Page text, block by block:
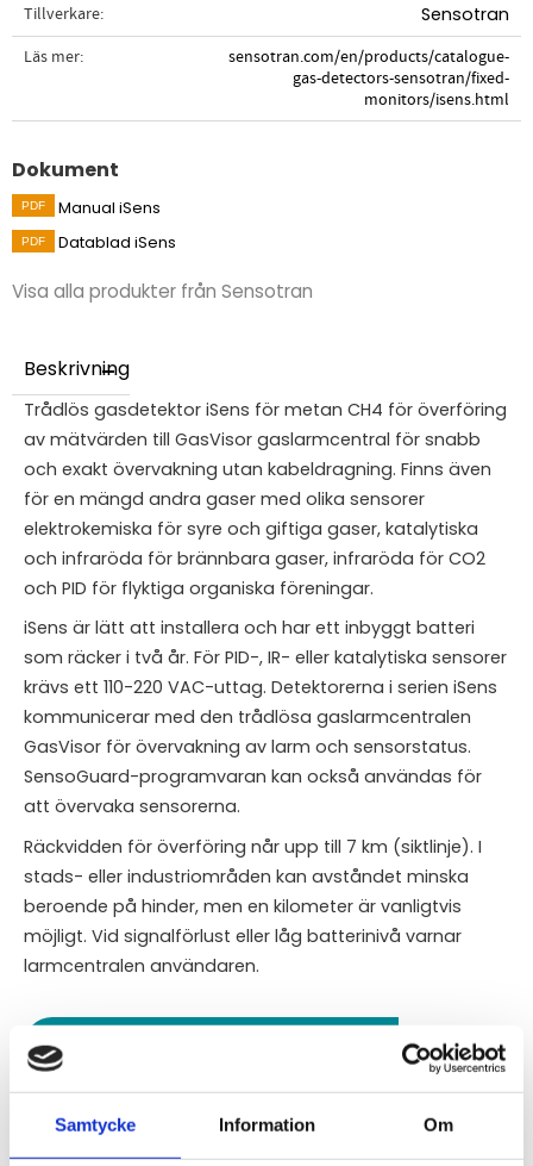
Samtycke Information Om
Tillverkare
Sensotran
Läs mer
sensotran.com/en/products/catalogue-
gas-detectors-sensotran/fixed-
monitors/isens.html
Dokument
Manual iSens
Datablad iSens
Visa alla produkter från Sensotran
Beskrivning
Trådlös gasdetektor iSens för metan CH4 för överföring
av mätvärden till GasVisor gaslarmcentral för snabb
och exakt övervakning utan kabeldragning. Finns även
för en mängd andra gaser med olika sensorer
elektrokemiska för syre och giftiga gaser, katalytiska
och infraröda för brännbara gaser, infraröda för CO2
och PID för flyktiga organiska föreningar.
iSens är lätt att installera och har ett inbyggt batteri
som räcker i två år. För PID-, IR- eller katalytiska sensorer
krävs ett 110-220 VAC-uttag. Detektorerna i serien iSens
kommunicerar med den trådlösa gaslarmcentralen
GasVisor för övervakning av larm och sensorstatus.
SensoGuard-programvaran kan också användas för
att övervaka sensorerna.
Räckvidden för överföring når upp till 7 km (siktlinje). I
stads- eller industriområden kan avståndet minska
beroende på hinder, men en kilometer är vanligtvis
möjligt. Vid signalförlust eller låg batterinivå varnar
larmcentralen användaren.
STÄLL EN FRÅGA OM PRODUKTEN
Egenskaper Specifikationer